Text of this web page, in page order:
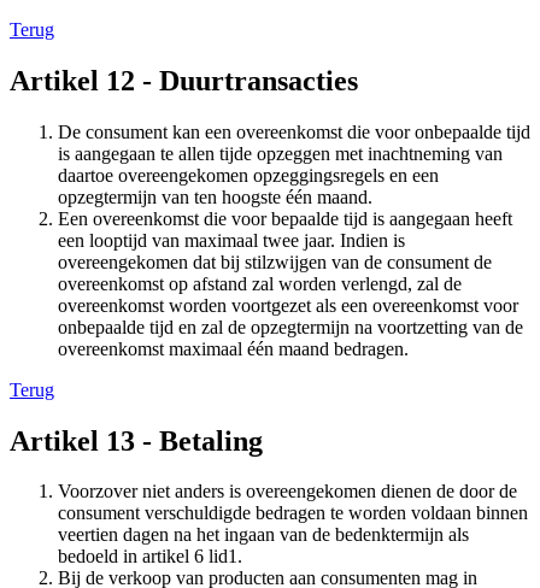
Terug
Artikel 12 - Duurtransacties
De consument kan een overeenkomst die voor onbepaalde tijd
is aangegaan te allen tijde opzeggen met inachtneming van
daartoe overeengekomen opzeggingsregels en een
opzegtermijn van ten hoogste één maand.
Een overeenkomst die voor bepaalde tijd is aangegaan heeft
een looptijd van maximaal twee jaar. Indien is
overeengekomen dat bij stilzwijgen van de consument de
overeenkomst op afstand zal worden verlengd, zal de
overeenkomst worden voortgezet als een overeenkomst voor
onbepaalde tijd en zal de opzegtermijn na voortzetting van de
overeenkomst maximaal één maand bedragen.
Terug
Artikel 13 - Betaling
Voorzover niet anders is overeengekomen dienen de door de
consument verschuldigde bedragen te worden voldaan binnen
veertien dagen na het ingaan van de bedenktermijn als
bedoeld in artikel 6 lid1.
Bij de verkoop van producten aan consumenten mag in